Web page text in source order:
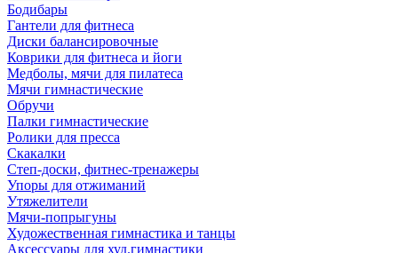
Бодибары
Гантели для фитнеса
Диски балансировочные
Коврики для фитнеса и йоги
Медболы, мячи для пилатеса
Мячи гимнастические
Обручи
Палки гимнастические
Ролики для пресса
Скакалки
Степ-доски, фитнес-тренажеры
Упоры для отжиманий
Утяжелители
Мячи-попрыгуны
Художественная гимнастика и танцы
Аксессуары для худ.гимнастики